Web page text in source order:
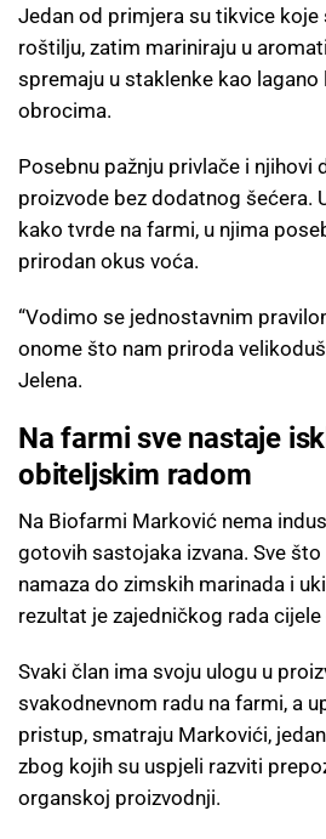
Jedan od primjera su tikvice koje
roštilju, zatim mariniraju u
spremaju u staklenke kao
obrocima.
Posebnu pažnju privlače i njihovi
proizvode bez dodatnog šećera.
kako tvrde na farmi, u njima
prirodan okus voća.
“Vodimo se jednostavnim
onome što nam priroda
Jelena.
Na farmi sve nastaje
obiteljskim radom
Na Biofarmi Marković nema
gotovih sastojaka izvana. Sve
namaza do zimskih marinada i
rezultat je zajedničkog rada
Svaki član ima svoju ulogu u
svakodnevnom radu na farmi, a
pristup, smatraju Markovići,
zbog kojih su uspjeli razviti
organskoj proizvodnji.